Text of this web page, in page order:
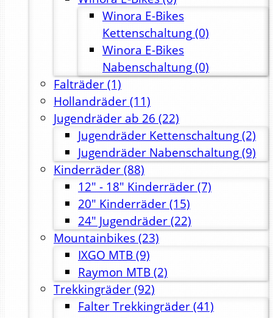
Winora E-Bikes
Kettenschaltung(0)
Winora E-Bikes
Nabenschaltung(0)
Falträder(1)
Hollandräder(11)
Jugendräder ab 26 (22)
Jugendräder Kettenschaltung(2)
Jugendräder Nabenschaltung(9)
Kinderräder(88)
12" - 18" Kinderräder(7)
20" Kinderräder(15)
24" Jugendräder(22)
Mountainbikes(23)
IXGO MTB(9)
Raymon MTB(2)
Trekkingräder(92)
Falter Trekkingräder(41)